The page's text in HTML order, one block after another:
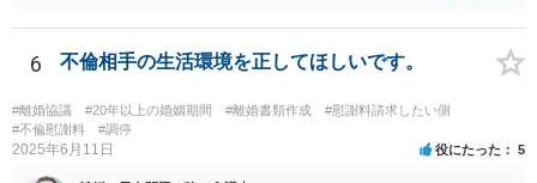
しても構わないとは思います。 隠し財産といっても、収入は給与だけ
で隠しようがないでしょうし、今わかっていない財産がないのであれ
はなりますので杞憂ということになろうかと思います。 婚姻費用を渡
さないというおそれを奥様が抱くのはやむない面もあるとは思います
が、ここは信じていただくしかないですし、婚姻費用の金額の合意が
できるかどうかの方が重要だと思います（合意できなれば納得した金
6 不倫相手の生活環境を正してほしいです。
#離婚協議 #20年以上の婚姻期間 #離婚書類作成
#慰謝料請求したい側
#不倫慰謝料
#調停
2025年6月11日 役にたった 5